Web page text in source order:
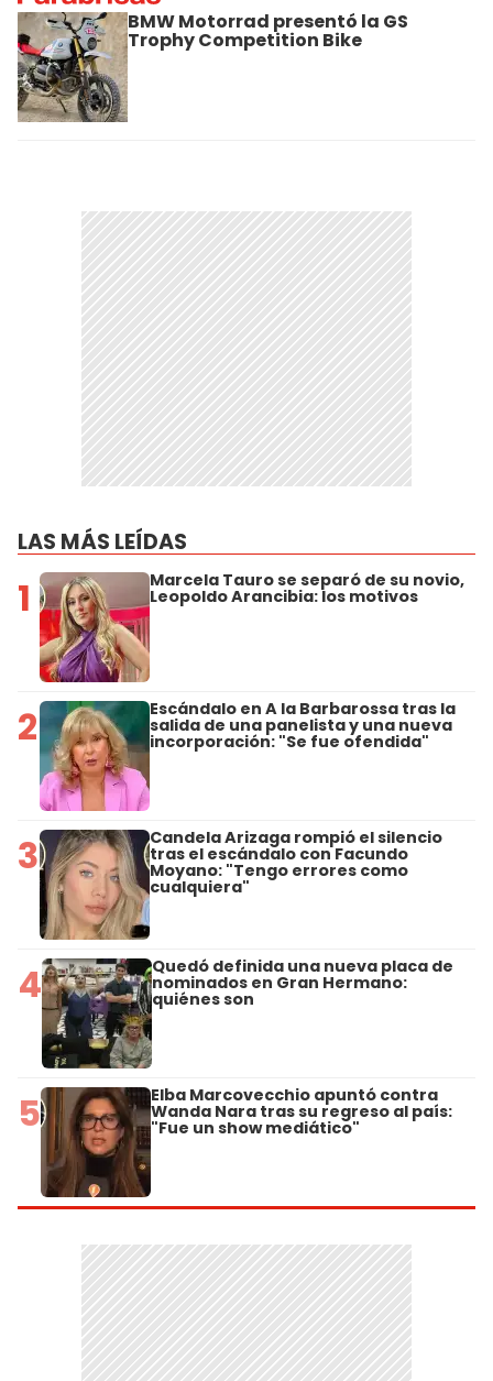
BMW Motorrad presentó la GS
Trophy Competition Bike
LAS MÁS LEÍDAS
1 Marcela Tauro se separó de su novio,
Leopoldo Arancibia: los motivos
2 Escándalo en A la Barbarossa tras la
salida de una panelista y una nueva
incorporación: "Se fue ofendida"
3 Candela Arizaga rompió el silencio
tras el escándalo con Facundo
Moyano: "Tengo errores como
cualquiera"
4 Quedó definida una nueva placa de
nominados en Gran Hermano:
quiénes son
5 Elba Marcovecchio apuntó contra
Wanda Nara tras su regreso al país:
"Fue un show mediático"